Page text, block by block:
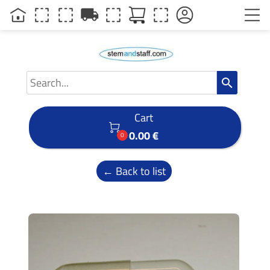
search

0
Cart
0.00 €
← Back to list
local_shipping